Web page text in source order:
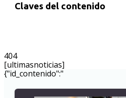
404
[ultimasnoticias]
Claves del contenido
{"id_contenido":"